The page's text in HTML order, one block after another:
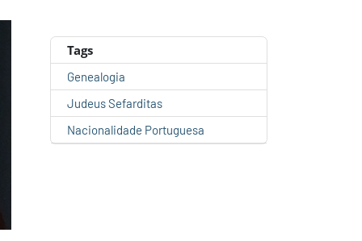
Tags
Genealogia
Judeus Sefarditas
Nacionalidade Portuguesa